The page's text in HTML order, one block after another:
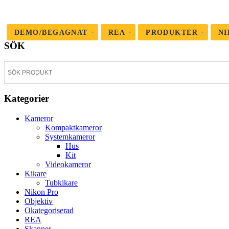
DEMO/BEGAGNAT REA PRODUKTER
SÖK
Kategorier
Kameror
Kompaktkameror
Systemkameror
Hus
Kit
Videokameror
Kikare
Tubkikare
Nikon Pro
Objektiv
Okategoriserad
REA